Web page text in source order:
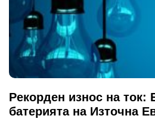
Рекорден износ на ток:
батерията на Източна